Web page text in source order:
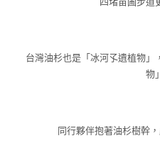
台灣油杉也是「冰河孓遺植物」
物
同行夥伴抱著油杉樹幹